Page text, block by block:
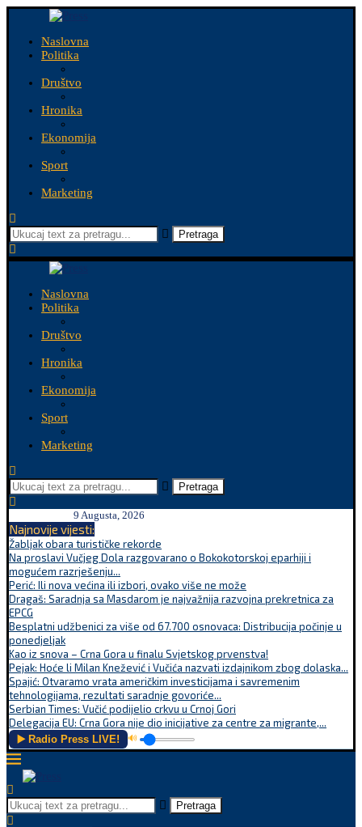
Naslovna
Politika
Društvo
Hronika
Ekonomija
Sport
Marketing
Pretraga
Naslovna
Politika
Društvo
Hronika
Ekonomija
Sport
Marketing
Pretraga
9 Augusta, 2026
Najnovije vijesti:
Žabljak obara turističke rekorde
Na proslavi Vučjeg Dola razgovarano o Bokokotorskoj eparhiji i
mogućem razrješenju...
Perić: Ili nova većina ili izbori, ovako više ne može
Dragaš: Saradnja sa Masdarom je najvažnija razvojna prekretnica za
EPCG
Besplatni udžbenici za više od 67.700 osnovaca: Distribucija počinje u
ponedjeljak
Kao iz snova – Crna Gora u finalu Svjetskog prvenstva!
Pejak: Hoće li Milan Knežević i Vučića nazvati izdajnikom zbog dolaska...
Spajić: Otvaramo vrata američkim investicijama i savremenim
tehnologijama, rezultati saradnje govoriće...
Serbian Times: Vučić podijelio crkvu u Crnoj Gori
Delegacija EU: Crna Gora nije dio inicijative za centre za migrante,...
▶️ Radio Press LIVE! 🔊
Pretraga